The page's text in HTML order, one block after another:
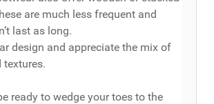
are much less frequent and
last as long.
design and appreciate the mix of
textures.
ready to wedge your toes to the